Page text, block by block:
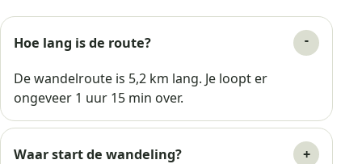
Hoe lang is de route?
De wandelroute is 5,2 km lang. Je loopt er
ongeveer 1 uur 15 min over.
Waar start de wandeling?